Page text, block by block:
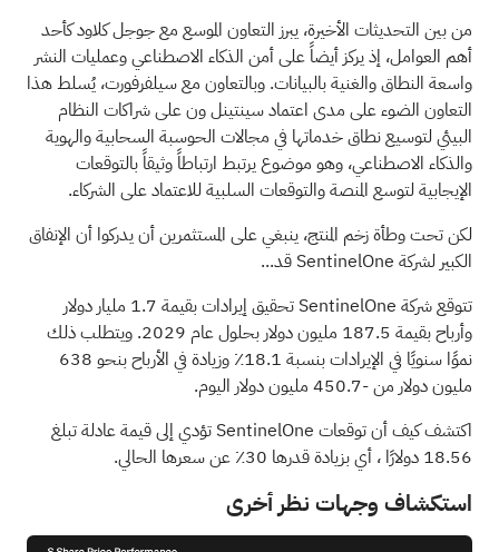
من بين التحديثات الأخيرة، يبرز التعاون الموسع مع جوجل كلاود كأحد
أهم العوامل، إذ يركز أيضاً على أمن الذكاء الاصطناعي وعمليات النشر
واسعة النطاق والغنية بالبيانات. وبالتعاون مع سيلفرفورت، يُسلط هذا
التعاون الضوء على مدى اعتماد سينتينل ون على شراكات النظام
البيئي لتوسيع نطاق خدماتها في مجالات الحوسبة السحابية والهوية
والذكاء الاصطناعي، وهو موضوع يرتبط ارتباطاً وثيقاً بالتوقعات
الإيجابية لتوسع المنصة والتوقعات السلبية للاعتماد على الشركاء.
لكن تحت وطأة زخم المنتج، ينبغي على المستثمرين أن يدركوا أن الإنفاق
الكبير لشركة SentinelOne قد...
تتوقع شركة SentinelOne تحقيق إيرادات بقيمة 1.7 مليار دولار
وأرباح بقيمة 187.5 مليون دولار بحلول عام 2029. ويتطلب ذلك
نموًا سنويًا في الإيرادات بنسبة 18.1٪ وزيادة في الأرباح بنحو 638
مليون دولار من -450.7 مليون دولار اليوم.
اكتشف كيف أن توقعات SentinelOne تؤدي إلى قيمة عادلة تبلغ
18.56 دولارًا
، أي بزيادة قدرها 30٪ عن سعرها الحالي.
استكشاف وجهات نظر أخرى